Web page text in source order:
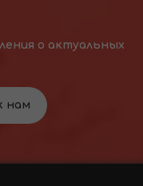
о актуальных
нам